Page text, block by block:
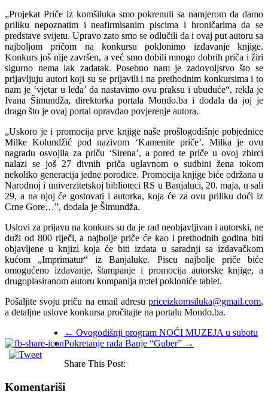
„Projekat Priče iz komšiluka smo pokrenuli sa namjerom da damo
priliku nepoznatim i neafirmisanim piscima i hroničarima da se
predstave svijetu. Upravo zato smo se odlučili da i ovaj put autoru sa
najboljom pričom na konkursu poklonimo izdavanje knjige.
Konkurs još nije završen, a već smo dobili mnogo dobrih priča i žiri
sigurno nema lak zadatak. Posebno nam je zadovoljstvo što se
prijavljuju autori koji su se prijavili i na prethodnim konkursima i to
nam je ‘vjetar u leđa’ da nastavimo ovu praksu i ubuduće“, rekla je
Ivana Šimundža, direktorka portala Mondo.ba i dodala da joj je
drago što je ovaj portal opravdao povjerenje autora.
„Uskoro je i promocija prve knjige naše prošlogodišnje pobjednice
Milke Kolundžić pod nazivom ‘Kamenite priče’. Milka je ovu
nagradu osvojila za priču ‘Sirena’, a pored te priče u ovoj zbirci
nalazi se još 27 divnih priča uglavnom o sudbini žena tokom
nekoliko generacija jedne porodice. Promocija knjige biće održana u
Narodnoj i univerzitetskoj biblioteci RS u Banjaluci, 20. maja, u sali
29, a na njoj će gostovati i autorka, koja će za ovu priliku doći iz
Crne Gore…”, dodala je Šimundža.
Uslovi za prijavu na konkurs su da je rad neobjavljivan i autorski, ne
duži od 800 riječi, a najbolje priče će kao i prethodnih godina biti
objavljene u knjizi koja će biti izdata u saradnji sa izdavačkom
kućom „Imprimatur“ iz Banjaluke. Piscu najbolje priče biće
omogućeno izdavanje, štampanje i promocija autorske knjige, a
drugoplasiranom autoru kompanija m:tel pokloniće tablet.
Pošaljite svoju priču na email adresu priceizkomsiluka@gmail.com,
a detaljne uslove konkursa pročitajte na portalu Mondo.ba.
← Ovogodišnji program NOĆI MUZEJA u subotu
Pokretanje rada Banje “Guber” →
Share This Post:
Komentariši